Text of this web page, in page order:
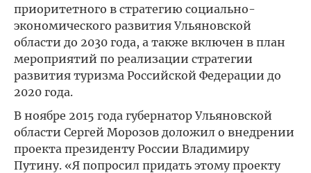
приоритетного в стратегию социально-
экономического развития Ульяновской
области до 2030 года, а также включен в план
мероприятий по реализации стратегии
развития туризма Российской Федерации до
2020 года.
В ноябре 2015 года губернатор Ульяновской
области Сергей Морозов доложил о внедрении
проекта президенту России Владимиру
Путину. «Я попросил придать этому проекту